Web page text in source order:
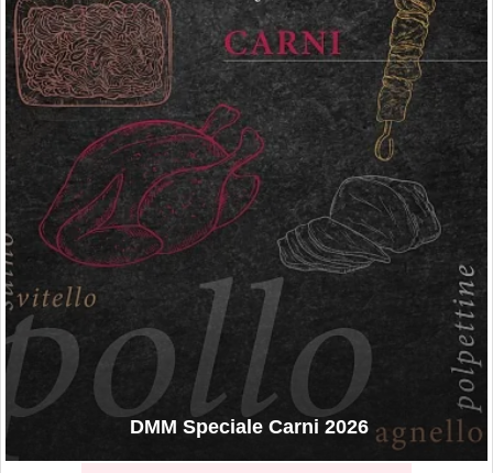
DMM Speciale Carni 2026